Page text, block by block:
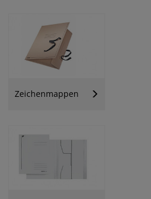
Zeichenmappen